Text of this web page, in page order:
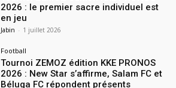
2026 : le premier sacre individuel est
en jeu
Jabin - 1 juillet 2026
Football
Tournoi ZEMOZ édition KKE PRONOS
2026 : New Star s’affirme, Salam FC et
Béluga FC répondent présents